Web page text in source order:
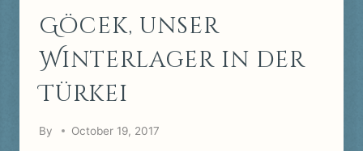
Göcek, unser
Winterlager in der
Türkei
By October 19, 2017